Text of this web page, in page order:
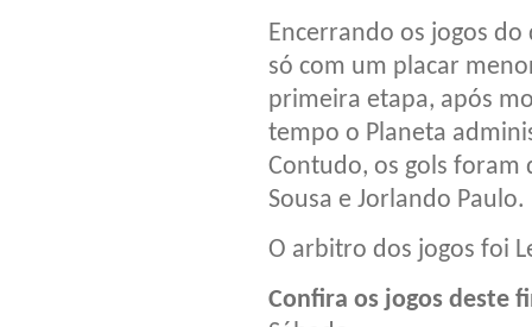
Encerrando os jogos
só com um placar
primeira etapa, após
tempo o Planeta
Contudo, os gols foram
Sousa e Jorlando Paulo.
O arbitro dos jogos foi
Confira os jogos deste